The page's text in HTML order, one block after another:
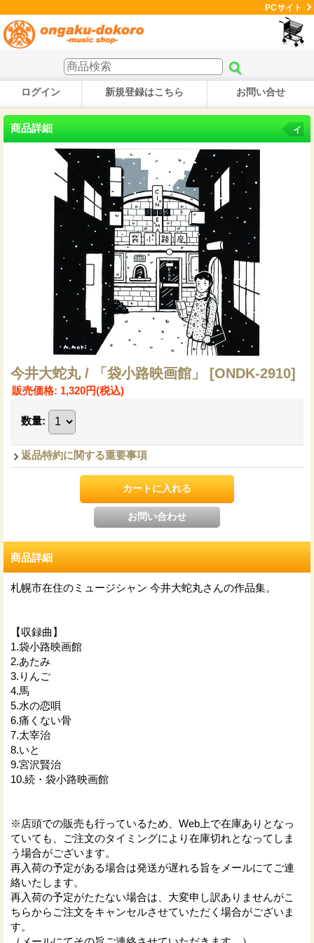
PCサイト
ログイン 新規登録はこちら お問い合せ
商品詳細 イ
今井大蛇丸 / 「袋小路映画館」 [ONDK-2910]
販売価格: 1,320円(税込)
数量:
返品特約に関する重要事項
商品詳細
札幌市在住のミュージシャン 今井大蛇丸さんの作品集。
【収録曲】
1.袋小路映画館
2.あたみ
3.りんご
4.馬
5.水の恋唄
6.痛くない骨
7.太宰治
8.いと
9.宮沢賢治
10.続・袋小路映画館
※店頭での販売も行っているため、Web上で在庫ありとなっ
ていても、ご注文のタイミングにより在庫切れとなってしま
う場合がございます。
再入荷の予定がある場合は発送が遅れる旨をメールにてご連
絡いたします。
再入荷の予定がたたない場合は、大変申し訳ありませんがこ
ちらからご注文をキャンセルさせていただく場合がございま
す。